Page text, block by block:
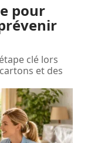
pour
clé lors
et des